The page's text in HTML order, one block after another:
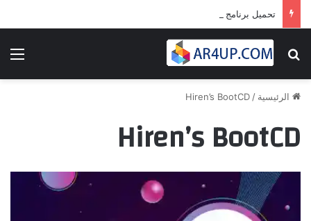
بحث عن
الرئيسية /
Hiren’s BootCD
Hiren’s BootCD